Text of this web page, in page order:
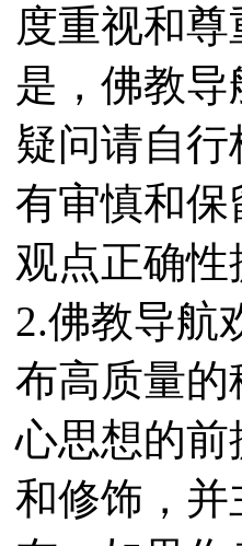
度重视和
是，佛教
疑问请自
有审慎和
观点正确性
2.佛教导航
布高质量
心思想的
和修饰，